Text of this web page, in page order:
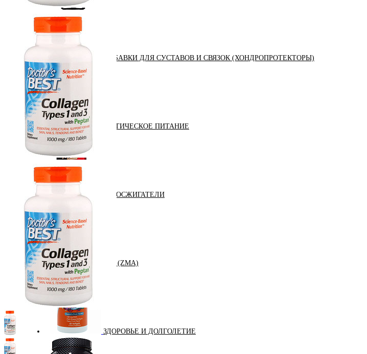
ДОБАВКИ ДЛЯ СУСТАВОВ И СВЯЗОК (ХОНДРОПРОТЕКТОРЫ)
ДИЕТИЧЕСКОЕ ПИТАНИЕ
ЖИРОСЖИГАТЕЛИ
ЗМА (ZMA)
ЗДОРОВЬЕ И ДОЛГОЛЕТИЕ